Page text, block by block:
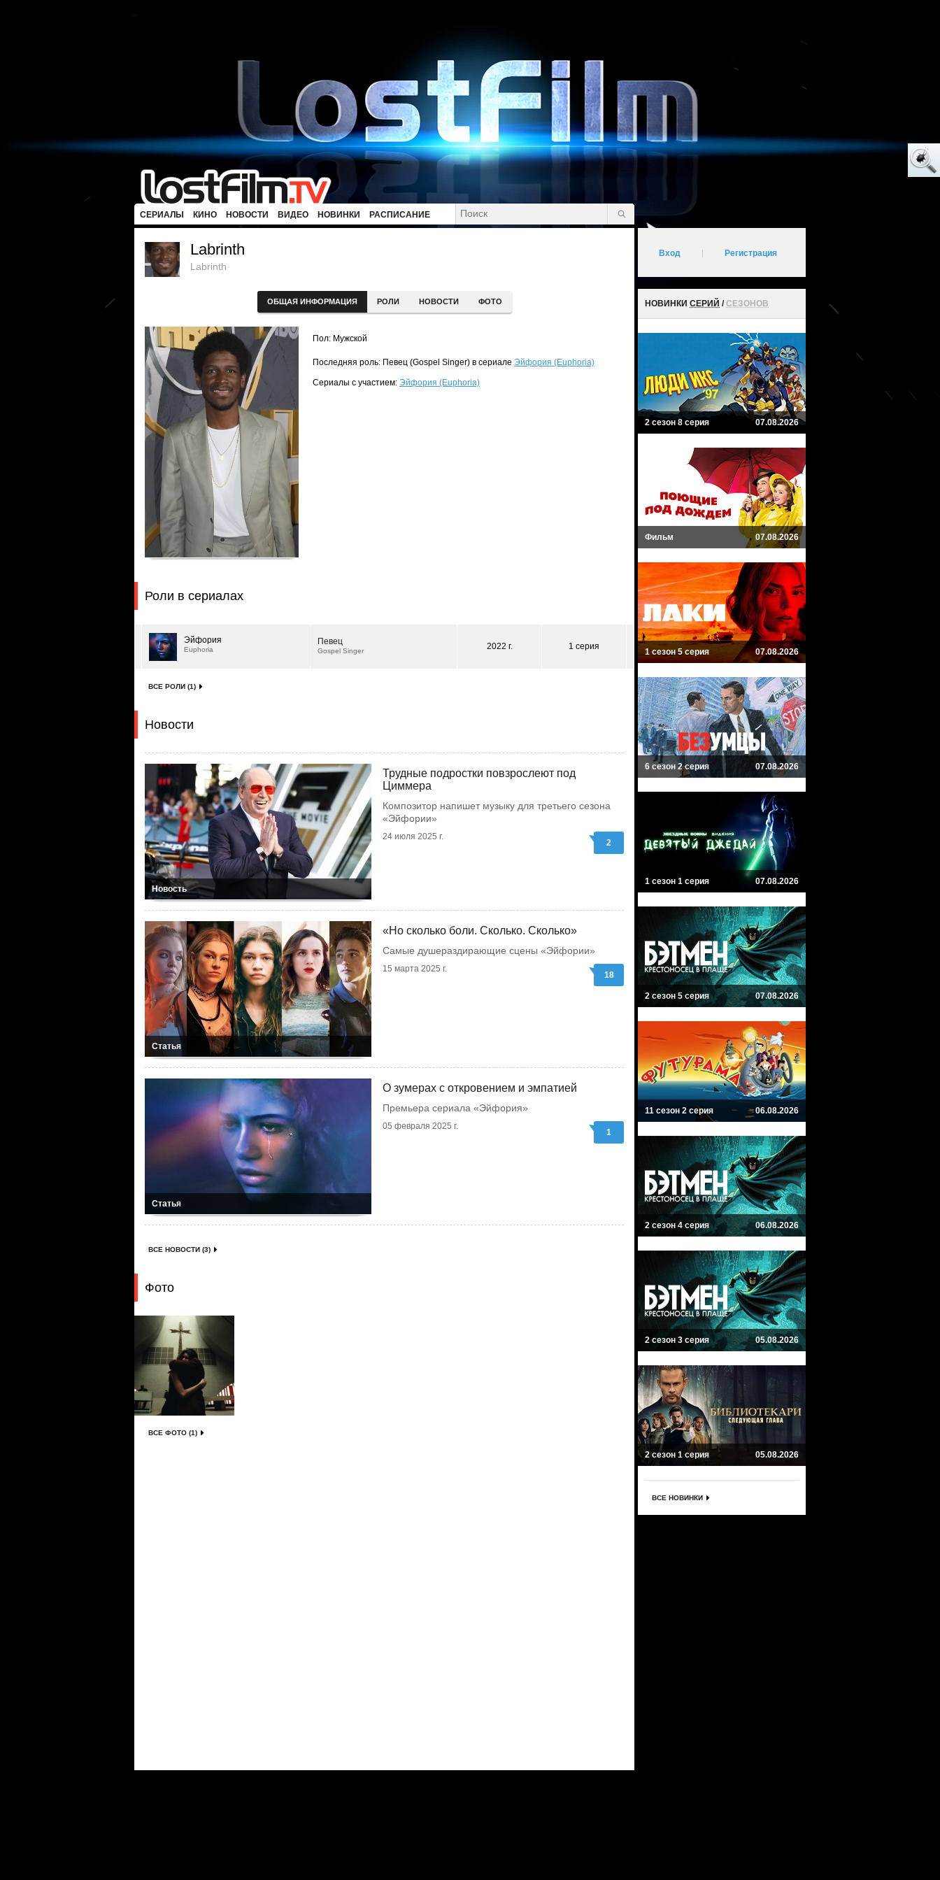
СЕРИАЛЫ КИНО НОВОСТИ ВИДЕО НОВИНКИ РАСПИСАНИЕ
Labrinth
Labrinth
ОБЩАЯ ИНФОРМАЦИЯ РОЛИ НОВОСТИ ФОТО
Пол: Мужской
Последняя роль: Певец (Gospel Singer) в сериале Эйфория (Euphoria)
Сериалы с участием: Эйфория (Euphoria)
Роли в сериалах
Эйфория
Euphoria
Певец
Gospel Singer 2022 г. 1 серия
ВСЕ РОЛИ (1)
Новости
Новость
Трудные подростки повзрослеют под
Циммера
Композитор напишет музыку для третьего сезона
«Эйфории»
24 июля 2025 г.
2
Статья
«Но сколько боли. Сколько. Сколько»
Самые душераздирающие сцены «Эйфории»
15 марта 2025 г.
18
Статья
О зумерах с откровением и эмпатией
Премьера сериала «Эйфория»
05 февраля 2025 г.
1
ВСЕ НОВОСТИ (3)
Фото
ВСЕ ФОТО (1)
Вход Регистрация
НОВИНКИ СЕРИЙ /СЕЗОНОВ
2 сезон 8 серия 07.08.2026
Фильм 07.08.2026
1 сезон 5 серия 07.08.2026
6 сезон 2 серия 07.08.2026
1 сезон 1 серия 07.08.2026
2 сезон 5 серия 07.08.2026
11 сезон 2 серия 06.08.2026
2 сезон 4 серия 06.08.2026
2 сезон 3 серия 05.08.2026
2 сезон 1 серия 05.08.2026
ВСЕ НОВИНКИ